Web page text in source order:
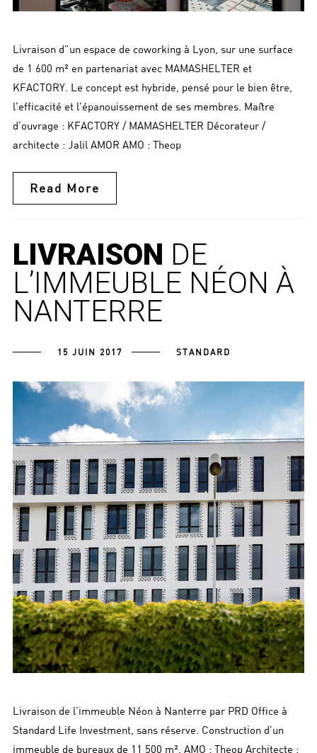
Livraison d”un espace de coworking à Lyon, sur une surface
de 1 600 m² en partenariat avec MAMASHELTER et
KFACTORY. Le concept est hybride, pensé pour le bien être,
l’efficacité et l’épanouissement de ses membres. Maître
d’ouvrage : KFACTORY / MAMASHELTER Décorateur /
architecte : Jalil AMOR AMO : Theop
Read More
LIVRAISON DE
L’IMMEUBLE NÉON À
NANTERRE
15 JUIN 2017 STANDARD
Livraison de l’immeuble Néon à Nanterre par PRD Office à
Standard Life Investment, sans réserve. Construction d’un
immeuble de bureaux de 11 500 m². AMO : Theop Architecte :